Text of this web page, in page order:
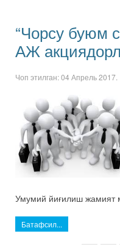
“Чорсу буюм
АЖ
Чоп этилган:04 Апрель 2017
Умумий йиғилиш жамият
Батафсил...